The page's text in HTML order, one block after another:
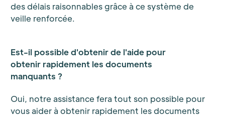
des délais raisonnables grâce à ce système de
veille renforcée.
Est-il possible d'obtenir de l'aide pour
obtenir rapidement les documents
manquants ?
Oui, notre assistance fera tout son possible pour
vous aider à obtenir rapidement les documents